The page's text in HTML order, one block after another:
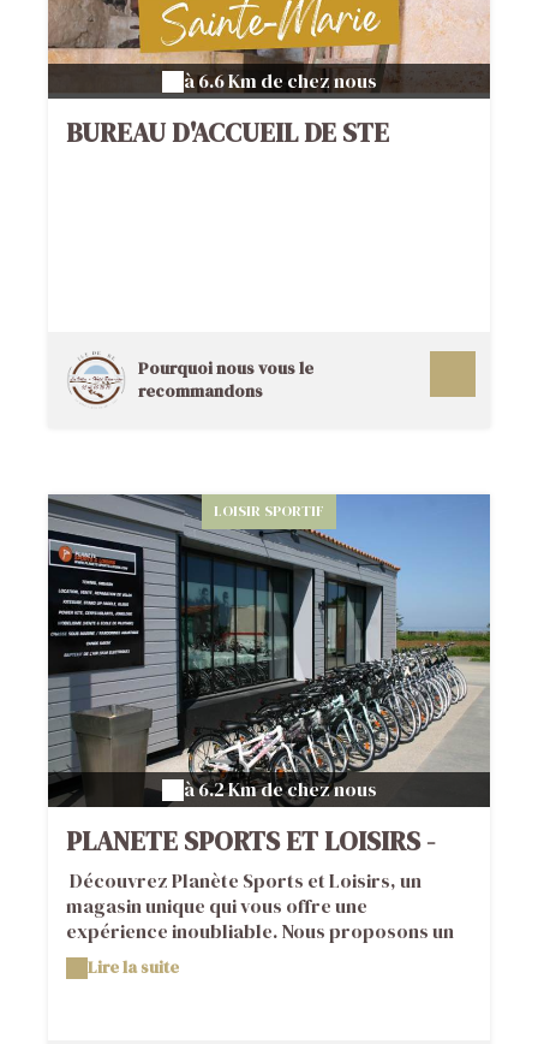
à 6.6 Km de chez nous
BUREAU D'ACCUEIL DE STE
Pourquoi nous vous le
recommandons
LOISIR SPORTIF
à 6.2 Km de chez nous
PLANETE SPORTS ET LOISIRS -
LOCATION DE VÉLOS
Découvrez Planète Sports et Loisirs, un
magasin unique qui vous offre une
expérience inoubliable. Nous proposons un
concept novateur qui combine un magasin,
un atelier, une école de natation, une base
Lire la suite